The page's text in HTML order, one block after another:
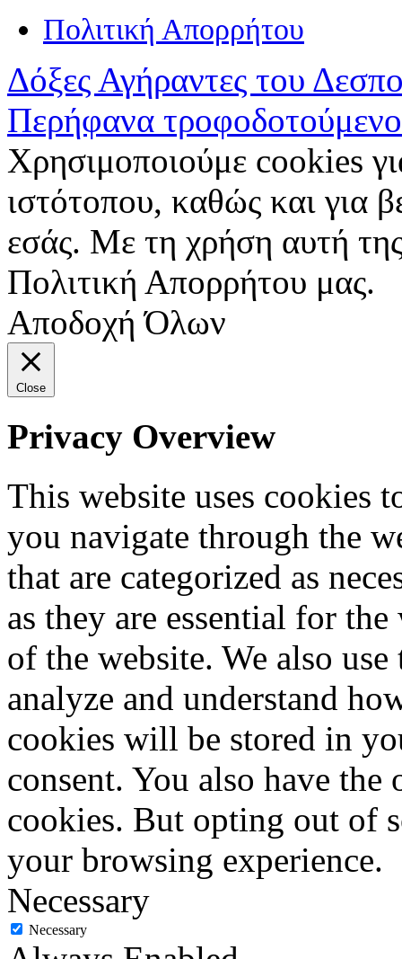
Πολιτική Απορρήτου
Δόξες Αγήραντες του
Περήφανα
Χρησιμοποιούμε cookies
ιστότοπου, καθώς και για
εσάς. Με τη χρήση αυτή
Πολιτική Απορρήτου μας.
Αποδοχή Όλων
Close
Privacy Overview
This website uses cookies
you navigate through the
that are categorized as
as they are essential for
of the website. We also
analyze and understand
cookies will be stored in
consent. You also have
cookies. But opting out of
your browsing experience.
Necessary
Necessary